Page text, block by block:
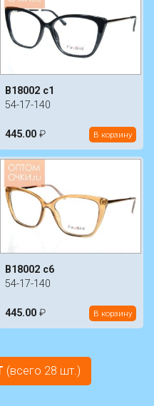
B18002 c1
54-17-140
445.00 ₽ В корзину
B18002 c6
54-17-140
445.00 ₽ В корзину
(всего 28 шт.)